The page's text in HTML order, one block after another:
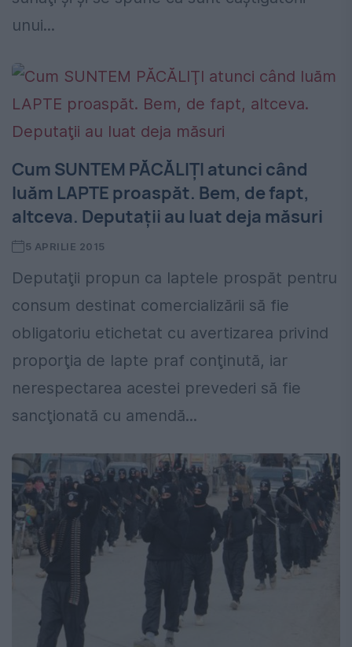
unui...
Cum SUNTEM PĂCĂLIŢI atunci când
luăm LAPTE proaspăt. Bem, de fapt,
altceva. Deputaţii au luat deja măsuri
5 APRILIE 2015
Deputaţii propun ca laptele prospăt pentru
consum destinat comercializării să fie
obligatoriu etichetat cu avertizarea privind
proporţia de lapte praf conţinută, iar
nerespectarea acestei prevederi să fie
sancţionată cu amendă...